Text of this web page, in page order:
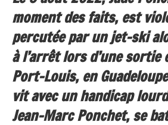
moment des faits, est
percutée par un jet-ski
à l’arrêt lors d’une sortie
Port-Louis, en
vit avec un handicap
Jean-Marc Ponchet, se